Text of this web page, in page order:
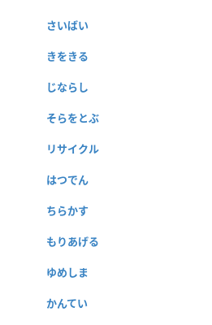
さいばい
きをきる
じならし
そらをとぶ
リサイクル
はつでん
ちらかす
もりあげる
ゆめしま
かんてい